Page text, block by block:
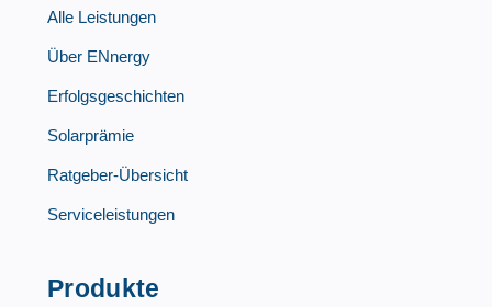
Produkte
Alle Leistungen
Über ENnergy
Erfolgsgeschichten
Solarprämie
Ratgeber-Übersicht
Serviceleistungen